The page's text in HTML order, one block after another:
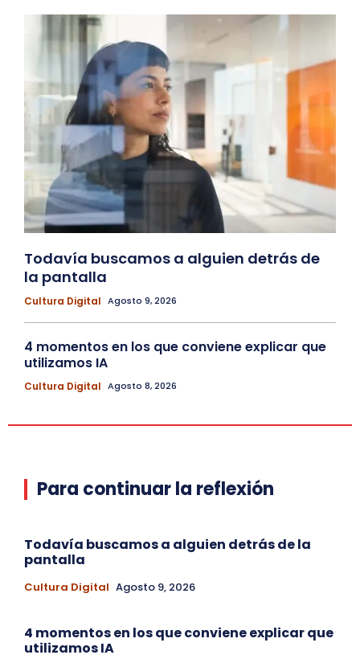
Todavía buscamos a alguien detrás de
la pantalla
Cultura Digital Agosto 9, 2026
4 momentos en los que conviene explicar que
utilizamos IA
Cultura Digital Agosto 8, 2026
Para continuar la reflexión
Todavía buscamos a alguien detrás de la
pantalla
Cultura Digital Agosto 9, 2026
4 momentos en los que conviene explicar que
utilizamos IA